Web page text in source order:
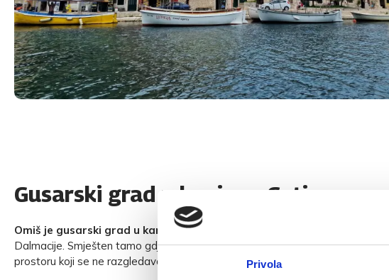
Privola
Gusarski grad u kanjonu Cetine
Omiš je gusarski grad u kanjonu Cetine
Dalmacije. Smješten tamo gdje rijeka ulazi u Jadran, spaja more, stijene,
prostoru koji se ne razgledava samo očima, nego se doživljava svim